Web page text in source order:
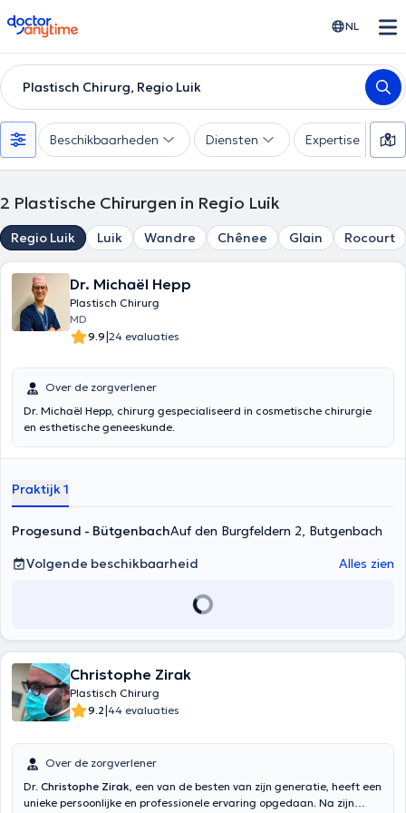
doctoranytime NL
Plastisch Chirurg, Regio Luik
Beschikbaarheden Diensten Expertise
2 Plastische Chirurgen in Regio Luik
Regio Luik Luik Wandre Chênee Glain Rocourt
Dr. Michaël Hepp
Plastisch Chirurg
MD
9.9|24 evaluaties
Over de zorgverlener
Dr. Michaël Hepp, chirurg gespecialiseerd in cosmetische chirurgie
en esthetische geneeskunde.
Praktijk 1
Progesund - BütgenbachAuf den Burgfeldern 2, Butgenbach
Volgende beschikbaarheid
Alles zien
Christophe Zirak
Plastisch Chirurg
9.2|44 evaluaties
Over de zorgverlener
Dr. Christophe Zirak, een van de besten van zijn generatie, heeft een
unieke persoonlijke en professionele ervaring opgedaan. Na zijn